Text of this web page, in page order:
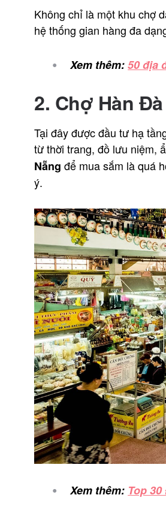
Không chỉ là một khu chợ
hệ thống gian hàng đa
Xem thêm:50 địa
2. Chợ Hàn
Tại đây được đầu tư hạ
từ thời trang, đồ lưu niệm,
Nẵng để mua sắm là quá
ý.
Xem thêm: Top